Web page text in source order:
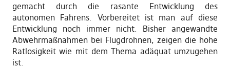
gemacht durch die rasante Entwicklung des
autonomen Fahrens. Vorbereitet ist man auf diese
Entwicklung noch immer nicht. Bisher angewandte
Abwehrmaßnahmen bei Flugdrohnen, zeigen die hohe
Ratlosigkeit wie mit dem Thema adäquat umzugehen
ist.